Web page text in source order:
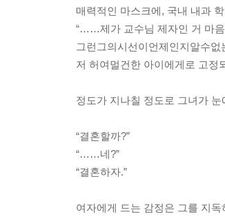
매력적인 마스크에, 국내 내과
“……제가 교수님 제자인 거 마음
그런그의시선이언제인지알수없
저 허여멀건한 아이에게로 고정
정도가 지나칠 정도로 그녀가
“결혼할까?”
“……네?”
“결혼하자.”
여자에게 드는 감정은 그를 지